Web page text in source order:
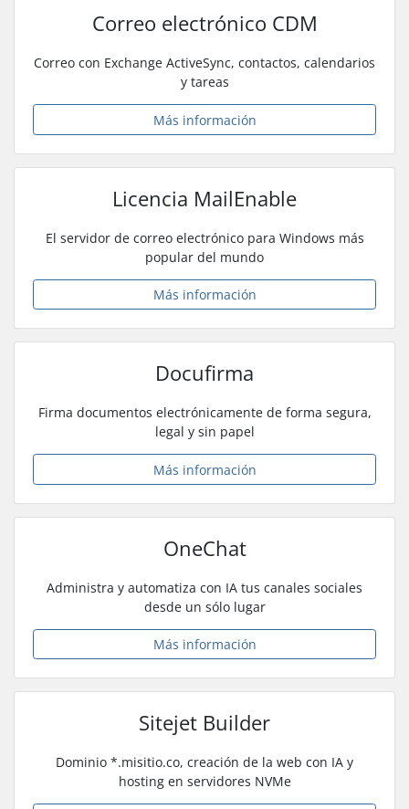
Correo electrónico CDM
Correo con Exchange ActiveSync, contactos, calendarios
y tareas
Más información
Licencia MailEnable
El servidor de correo electrónico para Windows más
popular del mundo
Más información
Docufirma
Firma documentos electrónicamente de forma segura,
legal y sin papel
Más información
OneChat
Administra y automatiza con IA tus canales sociales
desde un sólo lugar
Más información
Sitejet Builder
Dominio *.misitio.co, creación de la web con IA y
hosting en servidores NVMe